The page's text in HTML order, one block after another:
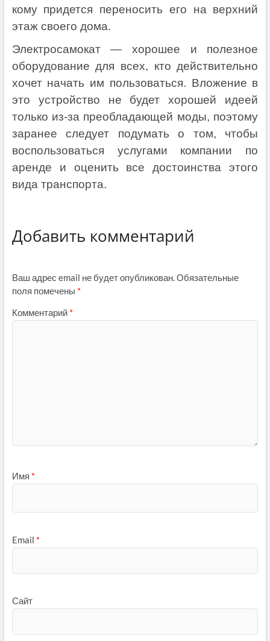
кому придется переносить его на верхний
этаж своего дома.
Электросамокат — хорошее и полезное
оборудование для всех, кто действительно
хочет начать им пользоваться. Вложение в
это устройство не будет хорошей идеей
только из-за преобладающей моды, поэтому
заранее следует подумать о том, чтобы
воспользоваться услугами компании по
аренде и оценить все достоинства этого
вида транспорта.
Добавить комментарий
Ваш адрес email не будет опубликован.Обязательные
поля помечены *
Комментарий *
Имя *
Email *
Сайт